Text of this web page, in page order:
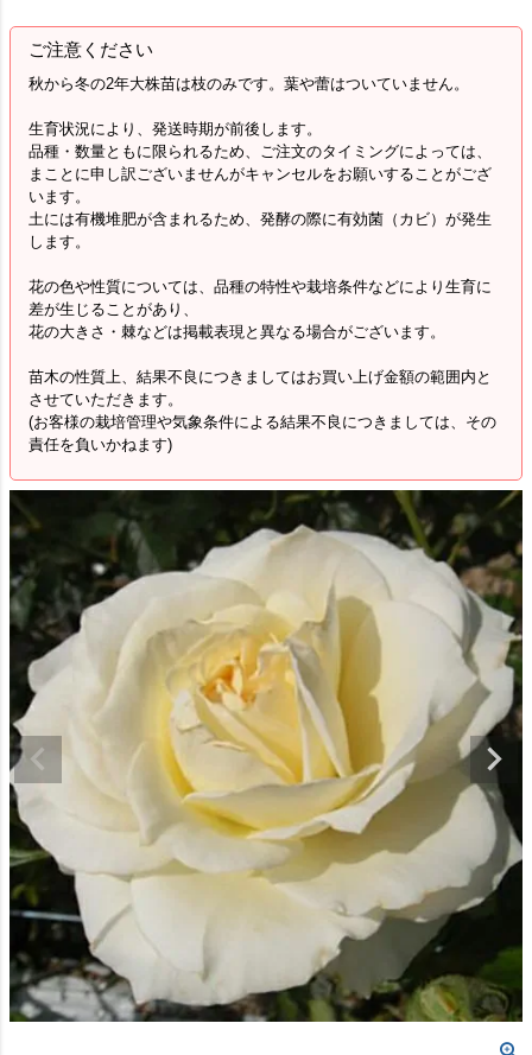
ご注意ください
秋から冬の2年大株苗は枝のみです。葉や蕾はついていません。
生育状況により、発送時期が前後します。
品種・数量ともに限られるため、ご注文のタイミングによっては、
まことに申し訳ございませんがキャンセルをお願いすることがござ
います。
土には有機堆肥が含まれるため、発酵の際に有効菌（カビ）が発生
します。
花の色や性質については、品種の特性や栽培条件などにより生育に
差が生じることがあり、
花の大きさ・棘などは掲載表現と異なる場合がございます。
苗木の性質上、結果不良につきましてはお買い上げ金額の範囲内と
させていただきます。
(お客様の栽培管理や気象条件による結果不良につきましては、その
責任を負いかねます)